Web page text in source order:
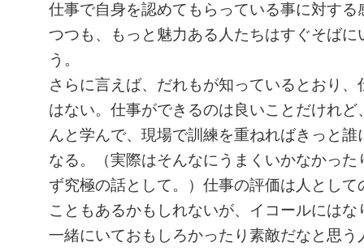
仕事で自身を認めてもらっている事に対する
つつも、もっと魅力ある人たちはすぐそばに
う。
さらに言えば、だれもが知っているとおり
はない。仕事ができるのは良いことだけれど
んと学んで、現場で訓練を重ねればきっと
なる。（実際はそんなにうまくいかなかった
ず究極の話として。）仕事の評価は人として
こともあるかもしれないが、イコールにはな
一緒にいておもしろかったり素敵だなと思う